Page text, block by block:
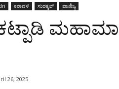
ಕರಾವಳಿ ಸುರತ್ಕಲ್ ವಾಣಿಜ್ಯ
26, 2025